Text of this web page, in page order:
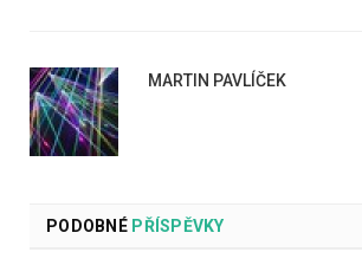
MARTIN PAVLÍČEK
PODOBNÉPŘÍSPĚVKY